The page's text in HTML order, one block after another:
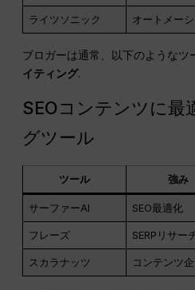
ライツソニック オートメー
ブロガーは通常、以下のような
イティング.
SEOコンテンツに最
グツール
ツール 強み
サーファーAI SEO最適化
フレーズ SERPリサー
スカラナッツ コンテンツ